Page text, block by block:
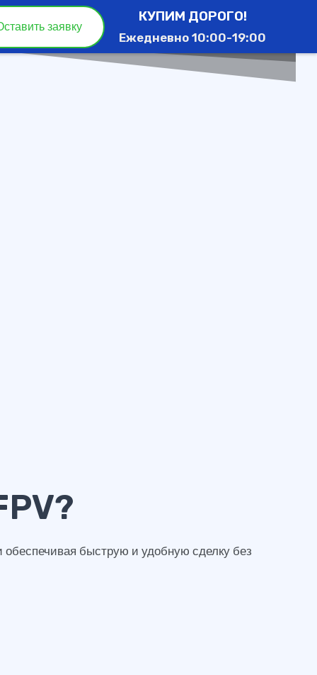
заявку
КУПИМ ДОРОГО!
Ежедневно 10:00-19:00
быструю и удобную сделку без